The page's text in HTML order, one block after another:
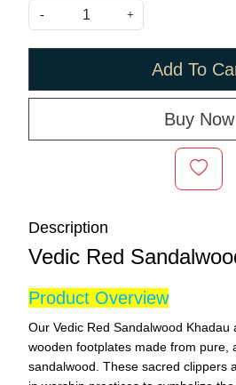
- +
Add To
Buy Now
Description
Vedic Red
Product Overview
Our Vedic Red Sandalwood Khadau
wooden footplates made from pure,
sandalwood. These sacred clippers